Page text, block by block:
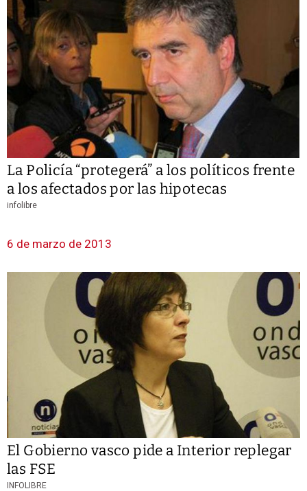
La Policía “protegerá” a los políticos frente
a los afectados por las hipotecas
infolibre
6 de marzo de 2013
El Gobierno vasco pide a Interior replegar
las FSE
INFOLIBRE